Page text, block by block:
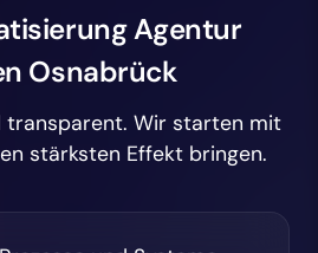
Agentur
Osnabrück
transparent. Wir starten mit
stärksten Effekt bringen.